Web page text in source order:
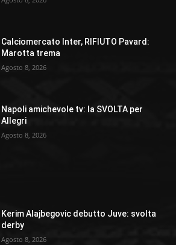
Calciomercato Inter, RIFIUTO Pavard:
Marotta trema
Agosto 8, 2026
Napoli amichevole tv: la SVOLTA per
Allegri
Agosto 8, 2026
Kerim Alajbegovic debutto Juve: svolta
derby
Agosto 8, 2026